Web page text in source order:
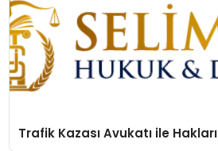
Trafik Kazası Avukatı ile